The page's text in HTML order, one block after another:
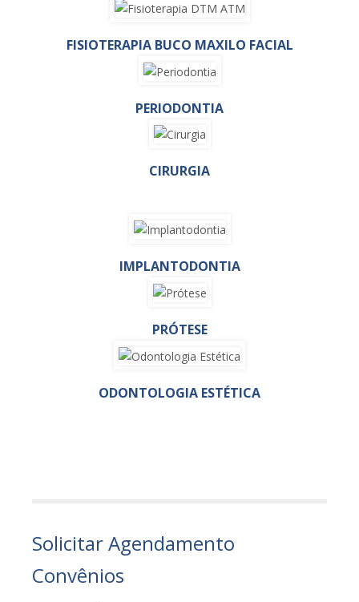
FISIOTERAPIA BUCO MAXILO FACIAL
PERIODONTIA
CIRURGIA
IMPLANTODONTIA
PRÓTESE
ODONTOLOGIA ESTÉTICA
Solicitar Agendamento
Convênios